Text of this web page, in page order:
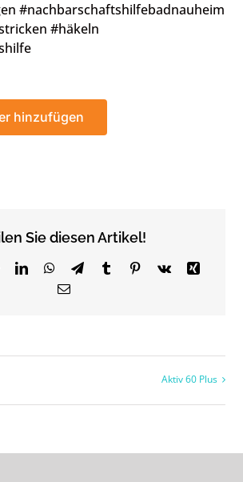
#nachbarschaftshilfebadnauheim
#häkeln
hinzufügen
Sie diesen Artikel!
LinkedInWhatsApp
TelegramTumblrPinterest
Vk
Xing
Email
Aktiv 60 Plus